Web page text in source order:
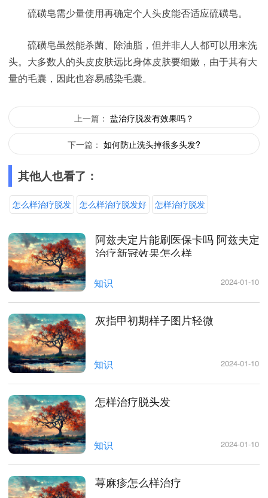
硫磺皂需少量使用再确定个人头皮能否适应硫磺皂。
硫磺皂虽然能杀菌、除油脂，但并非人人都可以用来洗
头。大多数人的头皮皮肤远比身体皮肤要细嫩，由于其有大
量的毛囊，因此也容易感染毛囊。
上一篇： 盐治疗脱发有效果吗？
下一篇： 如何防止洗头掉很多头发?
其他人也看了：
怎么样治疗脱发 怎么样治疗脱发好 怎样治疗脱发
阿兹夫定片能刷医保卡吗 阿兹夫定
治疗新冠效果怎么样
知识 2024-01-10
灰指甲初期样子图片轻微
知识 2024-01-10
怎样治疗脱头发
知识 2024-01-10
荨麻疹怎么样治疗